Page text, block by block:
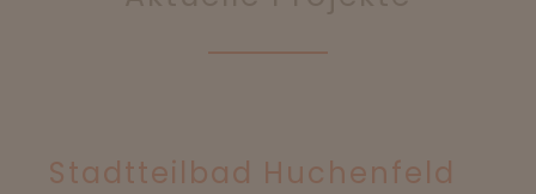
Stadtteilbad Huchenfeld